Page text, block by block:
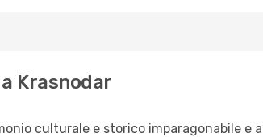
Krasnodar
culturale e storico imparagonabile e